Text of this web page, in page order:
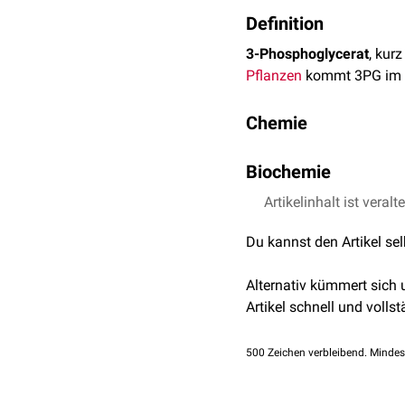
Definition
3-Phosphoglycerat, kurz
Pflanzen kommt 3PG im
Chemie
Biochemie
Im Zuge der Glykolyse
1 - h os ho gl c a
anschließend durch die
Die durch die
phosphoryliert.
Artikelinhalt ist
Du kannst den Artikel
Alternativ kümmert sich
Artikel schnell und
500 Zeichen verbleibend.